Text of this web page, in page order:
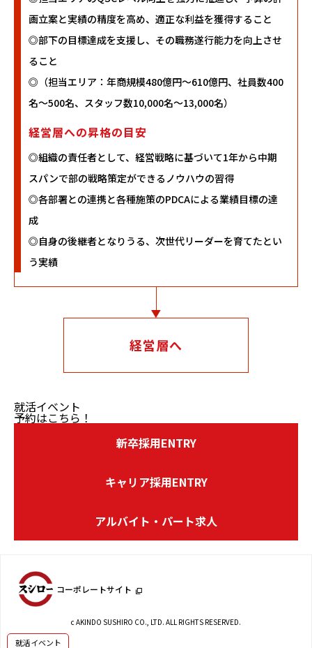
就活イベント
画立案と実績の精度を高め、適正な利益を獲得すること
◎部下の目標達成を支援し、その職務遂行能力を向上させ
ること
◎（担当エリア：年商規模480億円～610億円、社員数400
名～500名、スタッフ数10,000名～13,000名）
経営層への昇格の目安
◎組織の責任者として、経営戦略に基づいて1年から中期
スパンで部の戦略策定ができるノウハウの習得
◎各部署との連携と各種施策のPDCAによる業績目標の達
成
◎自身の後継者となりうる、次世代リーダーを育てたとい
う実績
経営層へ
新卒採用ENTRY
就活イベント
予約はこちら！
キャリア採用ENTRY
アルバイト・パート求人
コーポレートサイト
c AKINDO SUSHIRO CO., LTD. ALL RIGHTS RESERVED.